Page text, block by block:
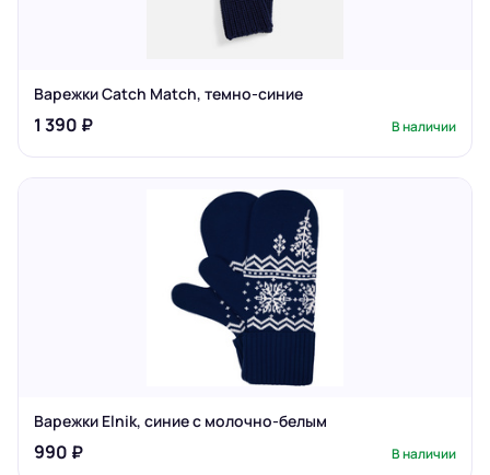
Варежки Catch Match, темно-синие
1 390 ₽ В наличии
Варежки Elnik, синие с молочно-белым
990 ₽ В наличии